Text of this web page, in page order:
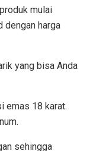
mulai
dengan harga
yang bisa Anda
emas 18 karat.
sehingga